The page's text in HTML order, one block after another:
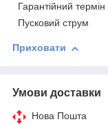
Гарантійний термін
Пусковий струм
Приховати
Умови доставки
Нова Пошта